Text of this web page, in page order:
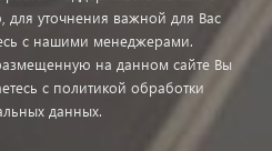
уточнения важной для Вас
с нашими менеджерами.
на данном сайте Вы
с политикой обработки
данных.